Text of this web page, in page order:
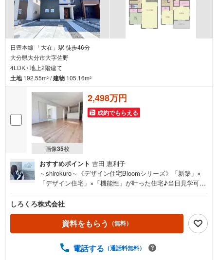
日豊本線 「大在」駅 徒歩46分
大分県大分市大字佐野
4LDK / 地上2階建て
土地192.55m2 /建物 105.16m2
画像35枚
2,498万円
成約でもらえる
おすすめポイント 吉田 恵利子
～shirokuro～《デザイン住宅Bloomシリーズ》「新築」×
「デザイン住宅」×「機能性」が叶った住宅♪当日見学可能
日問わず平日も随時受付♪お客様のご都合に合わせて24時
間365日サポート「新築」×「デザイン住宅」×「機能性」
◇ デザイナーズ住宅 Bloom series ◇満足のゆくデザ
インと生活しやすい間取り設計で夢が叶う新築建売住宅
無しでも月々5.4万円台～※ローンに不安のある方、他社で
しろくろ株式会社
資料をもらう （無料）
電話する （通話料無料）